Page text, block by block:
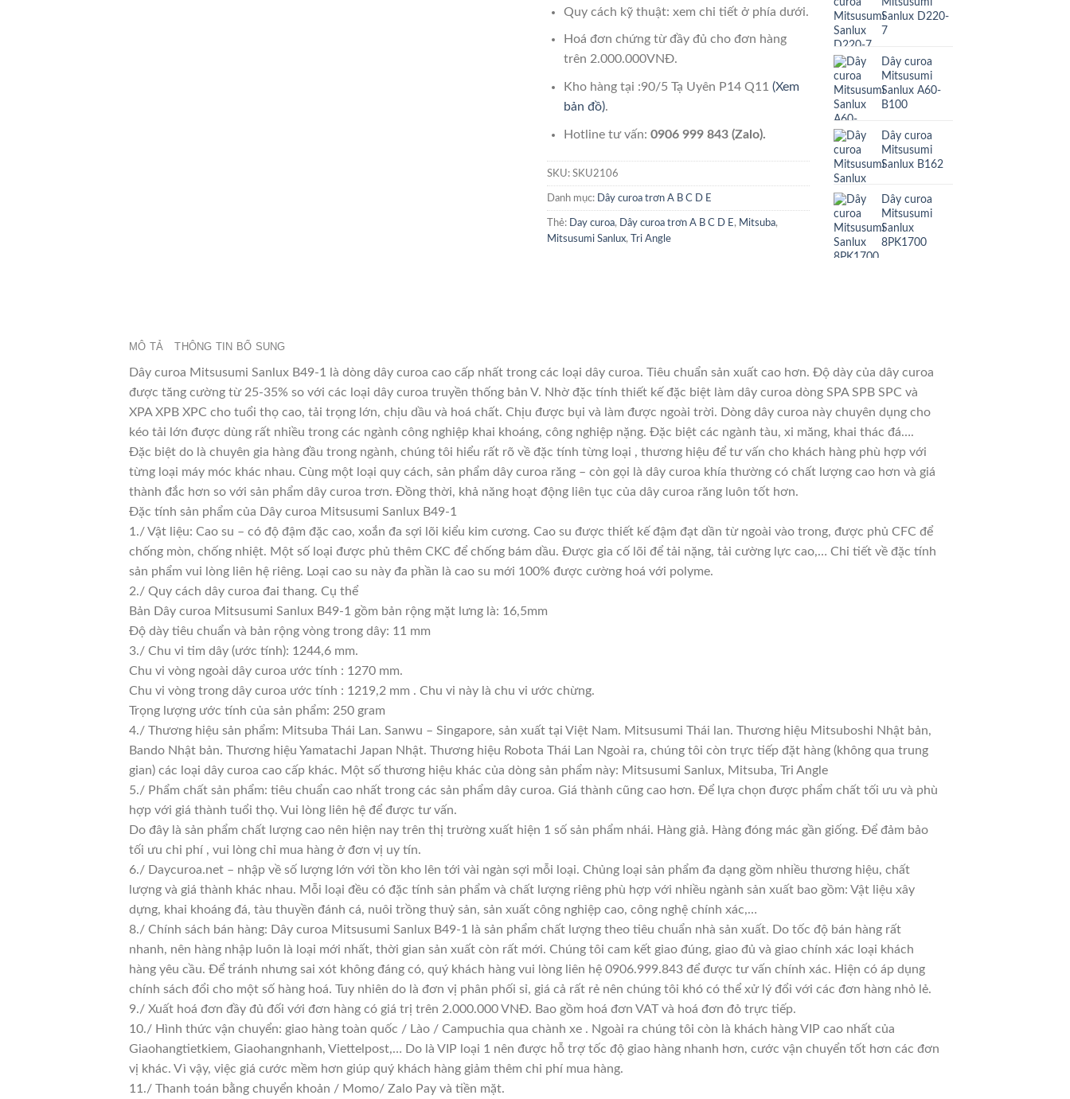
Quy cách kỹ thuật: xem chi tiết ở phía dưới.
Hoá đơn chứng từ đầy đủ cho đơn hàng
trên 2.000.000VNĐ.
Kho hàng tại :90/5 Tạ Uyên P14 Q11 (Xem
bản đồ).
Hotline tư vấn: 0906 999 843 (Zalo).
SKU: SKU2106
Danh mục: Dây curoa trơn A B C D E
Thẻ: Day curoa, Dây curoa trơn A B C D E , Mitsuba,
Mitsusumi Sanlux, Tri Angle
Sanlux D220-
7
Dây curoa
Mitsusumi
Sanlux A60-
B100
Dây curoa
Mitsusumi
Sanlux B162
Dây curoa
Mitsusumi
Sanlux
8PK1700
MÔ TẢ THÔNG TIN BỔ SUNG
Dây curoa Mitsusumi Sanlux B49-1 là dòng dây curoa cao cấp nhất trong các loại dây curoa. Tiêu chuẩn sản xuất cao hơn. Độ dày của dây curoa
được tăng cường từ 25-35% so với các loại dây curoa truyền thống bản V. Nhờ đặc tính thiết kế đặc biệt làm dây curoa dòng SPA SPB SPC và
XPA XPB XPC cho tuổi thọ cao, tải trọng lớn, chịu dầu và hoá chất. Chịu được bụi và làm được ngoài trời. Dòng dây curoa này chuyên dụng cho
kéo tải lớn được dùng rất nhiều trong các ngành công nghiệp khai khoáng, công nghiệp nặng. Đặc biệt các ngành tàu, xi măng, khai thác đá….
Đặc biệt do là chuyên gia hàng đầu trong ngành, chúng tôi hiểu rất rõ về đặc tính từng loại , thương hiệu để tư vấn cho khách hàng phù hợp với
từng loại máy móc khác nhau. Cùng một loại quy cách, sản phẩm dây curoa răng – còn gọi là dây curoa khía thường có chất lượng cao hơn và giá
thành đắc hơn so với sản phẩm dây curoa trơn. Đồng thời, khả năng hoạt động liên tục của dây curoa răng luôn tốt hơn.
Đặc tính sản phẩm của Dây curoa Mitsusumi Sanlux B49-1
1./ Vật liệu: Cao su – có độ đậm đặc cao, xoắn đa sợi lõi kiểu kim cương. Cao su được thiết kế đậm đạt dần từ ngoài vào trong, được phủ CFC để
chống mòn, chống nhiệt. Một số loại được phủ thêm CKC để chống bám dầu. Được gia cố lõi để tải nặng, tải cường lực cao,… Chi tiết về đặc tính
sản phẩm vui lòng liên hệ riêng. Loại cao su này đa phần là cao su mới 100% được cường hoá với polyme.
2./ Quy cách dây curoa đai thang. Cụ thể
Bản Dây curoa Mitsusumi Sanlux B49-1 gồm bản rộng mặt lưng là: 16,5mm
Độ dày tiêu chuẩn và bản rộng vòng trong dây: 11 mm
3./ Chu vi tim dây (ước tính): 1244,6 mm.
Chu vi vòng ngoài dây curoa ước tính : 1270 mm.
Chu vi vòng trong dây curoa ước tính : 1219,2 mm . Chu vi này là chu vi ước chừng.
Trọng lượng ước tính của sản phẩm: 250 gram
4./ Thương hiệu sản phẩm: Mitsuba Thái Lan. Sanwu – Singapore, sản xuất tại Việt Nam. Mitsusumi Thái lan. Thương hiệu Mitsuboshi Nhật bản,
Bando Nhật bản. Thương hiệu Yamatachi Japan Nhật. Thương hiệu Robota Thái Lan Ngoài ra, chúng tôi còn trực tiếp đặt hàng (không qua trung
gian) các loại dây curoa cao cấp khác. Một số thương hiệu khác của dòng sản phẩm này: Mitsusumi Sanlux, Mitsuba, Tri Angle
5./ Phẩm chất sản phẩm: tiêu chuẩn cao nhất trong các sản phẩm dây curoa. Giá thành cũng cao hơn. Để lựa chọn được phẩm chất tối ưu và phù
hợp với giá thành tuổi thọ. Vui lòng liên hệ để được tư vấn.
Do đây là sản phẩm chất lượng cao nên hiện nay trên thị trường xuất hiện 1 số sản phẩm nhái. Hàng giả. Hàng đóng mác gần giống. Để đảm bảo
tối ưu chi phí , vui lòng chỉ mua hàng ở đơn vị uy tín.
6./ Daycuroa.net – nhập về số lượng lớn với tồn kho lên tới vài ngàn sợi mỗi loại. Chủng loại sản phẩm đa dạng gồm nhiều thương hiệu, chất
lượng và giá thành khác nhau. Mỗi loại đều có đặc tính sản phẩm và chất lượng riêng phù hợp với nhiều ngành sản xuất bao gồm: Vật liệu xây
dựng, khai khoáng đá, tàu thuyền đánh cá, nuôi trồng thuỷ sản, sản xuất công nghiệp cao, công nghệ chính xác,…
8./ Chính sách bán hàng: Dây curoa Mitsusumi Sanlux B49-1 là sản phẩm chất lượng theo tiêu chuẩn nhà sản xuất. Do tốc độ bán hàng rất
nhanh, nên hàng nhập luôn là loại mới nhất, thời gian sản xuất còn rất mới. Chúng tôi cam kết giao đúng, giao đủ và giao chính xác loại khách
hàng yêu cầu. Để tránh nhưng sai xót không đáng có, quý khách hàng vui lòng liên hệ 0906.999.843 để được tư vấn chính xác. Hiện có áp dụng
chính sách đổi cho một số hàng hoá. Tuy nhiên do là đơn vị phân phối sỉ, giá cả rất rẻ nên chúng tôi khó có thể xử lý đổi với các đơn hàng nhỏ lẻ.
9./ Xuất hoá đơn đầy đủ đối với đơn hàng có giá trị trên 2.000.000 VNĐ. Bao gồm hoá đơn VAT và hoá đơn đỏ trực tiếp.
10./ Hình thức vận chuyển: giao hàng toàn quốc / Lào / Campuchia qua chành xe . Ngoài ra chúng tôi còn là khách hàng VIP cao nhất của
Giaohangtietkiem, Giaohangnhanh, Viettelpost,… Do là VIP loại 1 nên được hỗ trợ tốc độ giao hàng nhanh hơn, cước vận chuyển tốt hơn các đơn
vị khác. Vì vậy, việc giá cước mềm hơn giúp quý khách hàng giảm thêm chi phí mua hàng.
11./ Thanh toán bằng chuyển khoản / Momo/ Zalo Pay và tiền mặt.